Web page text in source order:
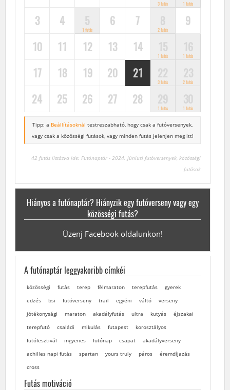
3 futás 1 futás
3 4
1 futás
6 7
2 futás
9
10
11 12 13 14
1 futás 1 futás
17 18 19 20 21
3 futás 2 futás
24 25 26 27 28
1 futás 1 futás
Tipp: a Beállításoknál testreszabható, hogy csak a futóversenyek,
vagy csak a közösségi futások, vagy minden futás jelenjen meg itt!
42 futás listázva ide: Futónaptár - 2024. júniusi futóversenyek, közösségi
futások
Hiányos a futónaptár? Hiányzik egy futóverseny vagy egy
közösségi futás?
Üzenj Facebook oldalunkon!
A futónaptár leggyakoribb címkéi
közösségi futás terep félmaraton terepfutás
gyerek
edzés
bsi futóverseny trail egyéni váltó
verseny
jótékonysági
maraton akadályfutás ultra kutyás
éjszakai
terepfutó
családi mikulás futapest
korosztályos
futófesztivál
ingyenes futónap csapat
akadályverseny
achilles napi futás
spartan yours truly páros
éremdíjazás
cross
Futás motiváció